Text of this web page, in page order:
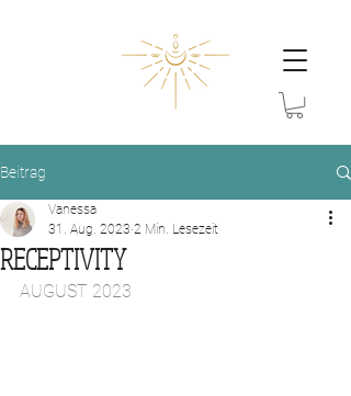
Beitrag
RECEPTIVITY
Vanessa
31. Aug. 2023 2 Min. Lesezeit
AUGUST 2023